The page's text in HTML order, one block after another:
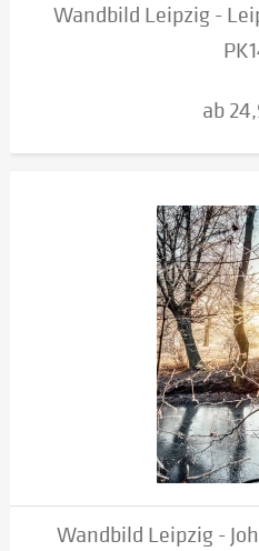
Wandbild Leipzig -
ab
Wandbild Leipzig -